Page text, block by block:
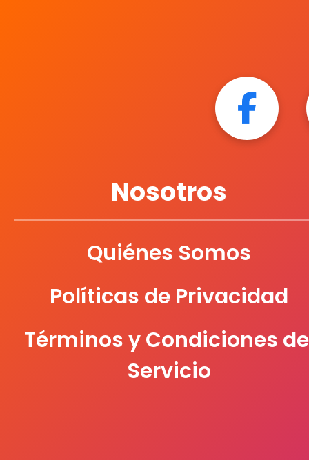
Nosotros
Quiénes Somos
Políticas de Privacidad
Términos y Condiciones
Servicio